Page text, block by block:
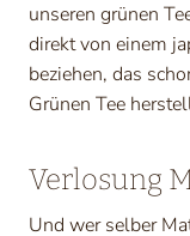
unseren grünen
direkt von einem
beziehen, das
Grünen Tee
Verlosung
Und wer selber